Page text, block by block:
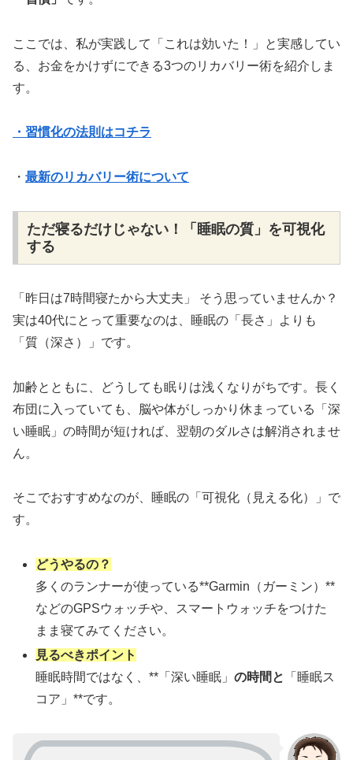
ここでは、私が実践して「これは効いた！」と実感してい
る、お金をかけずにできる3つのリカバリー術を紹介しま
す。
・習慣化の法則はコチラ
・ 最新のリカバリー術について
ただ寝るだけじゃない！「睡眠の質」を可視化
する
「昨日は7時間寝たから大丈夫」 そう思っていませんか？
実は40代にとって重要なのは、睡眠の「長さ」よりも
「質（深さ）」です。
加齢とともに、どうしても眠りは浅くなりがちです。長く
布団に入っていても、脳や体がしっかり休まっている「深
い睡眠」の時間が短ければ、翌朝のダルさは解消されませ
ん。
そこでおすすめなのが、睡眠の「可視化（見える化）」で
す。
どうやるの？
多くのランナーが使っている**Garmin（ガーミン）**
などのGPSウォッチや、スマートウォッチをつけた
まま寝てみてください。
見るべきポイント
睡眠時間ではなく、**「深い睡眠」の時間と
「睡眠ス
コア」**です。